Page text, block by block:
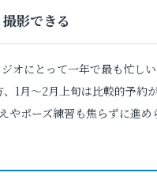
影できる
オにとって一年で最も忙し
1月〜2月上旬は比較的予約
やポーズ練習も焦らずに進